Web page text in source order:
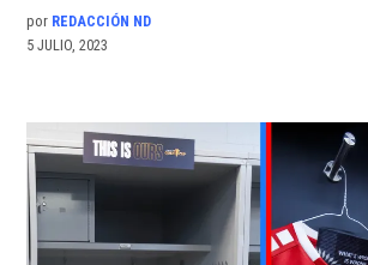
por REDACCIÓN ND
5 JULIO, 2023